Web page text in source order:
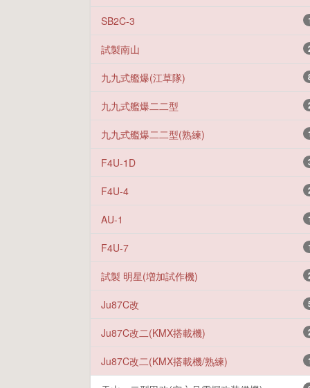
SB2C-3
試製南山
九九式艦爆(江草隊)
九九式艦爆二二型
九九式艦爆二二型(熟練)
F4U-1D
F4U-4
AU-1
F4U-7
試製 明星(増加試作機)
Ju87C改
Ju87C改二(KMX搭載機)
Ju87C改二(KMX搭載機/熟練)